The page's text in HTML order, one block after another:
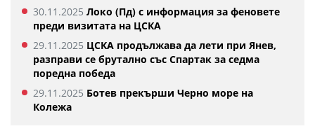
30.11.2025 Локо (Пд) с информация за феновете
преди визитата на ЦСКА
29.11.2025 ЦСКА продължава да лети при Янев,
разправи се брутално със Спартак за седма
поредна победа
29.11.2025 Ботев прекърши Черно море на
Колежа